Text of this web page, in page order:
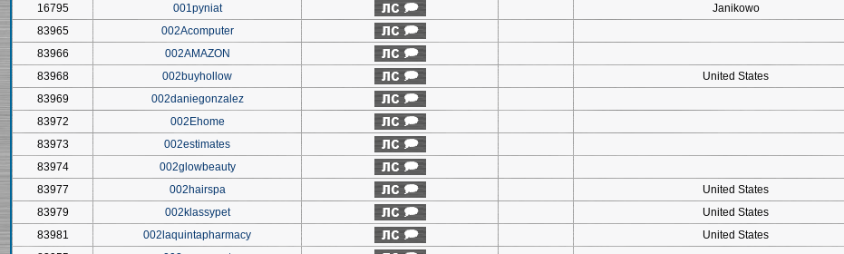
16795
001pyniat Janikowo
83965
002Acomputer
83966
002AMAZON
83968
002buyhollow United States
83969
002daniegonzalez
83972
002Ehome
83973
002estimates
83974
002glowbeauty
83977
002hairspa United States
83979
002klassypet United States
83981
002laquintapharmacy United States